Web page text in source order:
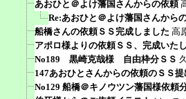
あおひと＠よけ藩国さんからの依頼
Re:あおひと＠よけ藩国さんから
船橋さんの依頼ＳＳ完成しました 高
アポロ様よりの依頼ＳＳ、完成いた
No189 黒崎克哉様 自由枠分ＳＳ
147あおひとさんからの依頼のＳＳ提
No129 船橋＠キノウツン藩国様依頼